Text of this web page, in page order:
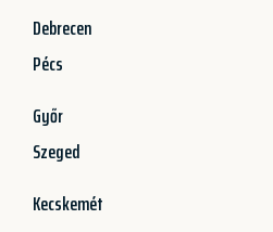
Debrecen
Pécs
Győr
Szeged
Kecskemét